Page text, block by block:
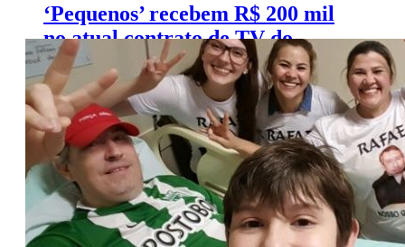
‘Pequenos’ recebem R$ 200 mil
no atual contrato de TV do
Catarinense